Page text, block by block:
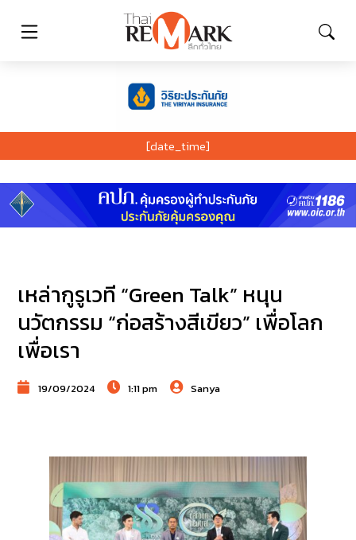
[date_time]
เหล่ากูรูเวที “Green Talk” หนุน
นวัตกรรม “ก่อสร้างสีเขียว” เพื่อโลก
เพื่อเรา
19/09/2024 1:11 pm Sanya